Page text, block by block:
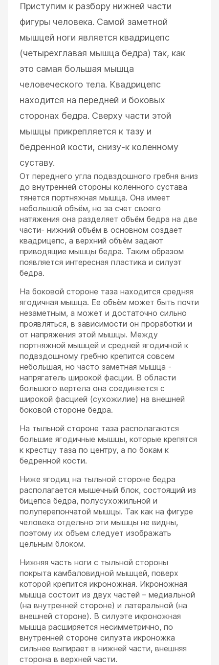
Приступим к разбору нижней части
фигуры человека. Самой заметной
мышцей ноги является квадрицепс
(четырехглавая мышца бедра) так, как
это самая большая мышца
человеческого тела. Квадрицепс
находится на передней и боковых
сторонах бедра. Сверху части этой
мышцы прикрепляется к тазу и
бедренной кости, снизу-к коленному
суставу.
От переднего угла подвздошного гребня вниз
до внутренней стороны коленного сустава
тянется портняжная мышца. Она имеет
небольшой объём, но за счет своего
натяжения она разделяет объём бедра на две
части- нижний объём в основном создает
квадрицепс, а верхний объём задают
приводящие мышцы бедра. Таким образом
появляется интересная пластика и силуэт
бедра.
На боковой стороне таза находится средняя
ягодичная мышца. Ее объём может быть почти
незаметным, а может и достаточно сильно
проявляться, в зависимости он проработки и
от напряжения этой мышцы. Между
портняжной мышцей и средней ягодичной к
подвздошному гребню крепится совсем
небольшая, но часто заметная мышца -
напрягатель широкой фасции. В области
большого вертела она соединяется с
широкой фасцией (сухожилие) на внешней
боковой стороне бедра.
На тыльной стороне таза располагаются
большие ягодичные мышцы, которые крепятся
к крестцу таза по центру, а по бокам к
бедренной кости.
Ниже ягодиц на тыльной стороне бедра
располагается мышечный блок, состоящий из
бицепса бедра, полусухожильной и
полуперепончатой мышцы. Так как на фигуре
человека отдельно эти мышцы не видны,
поэтому их объем следует изображать
цельным блоком.
Нижняя часть ноги с тыльной стороны
покрыта камбаловидной мышцей, поверх
которой крепится икроножная. Икроножная
мышца состоит из двух частей – медиальной
(на внутренней стороне) и латеральной (на
внешней стороне). В силуэте икроножная
мышца расширяется несимметрично, по
внутренней стороне силуэта икроножка
сильнее выпирает в нижней части, внешняя
сторона в верхней части.